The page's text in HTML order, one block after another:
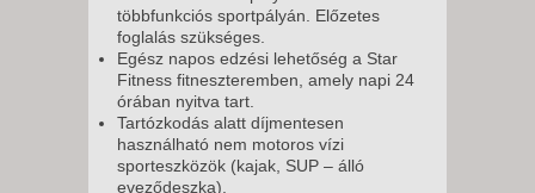
többfunkciós sportpályán. Előzetes
foglalás szükséges.
Egész napos edzési lehetőség a Star
Fitness fitneszteremben, amely napi 24
órában nyitva tart.
Tartózkodás alatt díjmentesen
használható nem motoros vízi
sporteszközök (kajak, SUP – álló
eveződeszka).